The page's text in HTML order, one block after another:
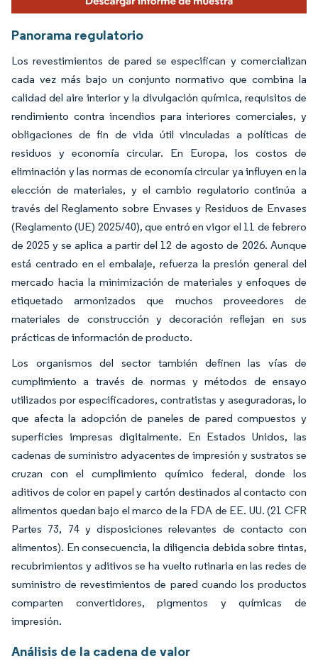
Panorama regulatorio
Los revestimientos de pared se especifican y comercializan
cada vez más bajo un conjunto normativo que combina la
calidad del aire interior y la divulgación química, requisitos de
rendimiento contra incendios para interiores comerciales, y
obligaciones de fin de vida útil vinculadas a políticas de
residuos y economía circular. En Europa, los costos de
eliminación y las normas de economía circular ya influyen en la
elección de materiales, y el cambio regulatorio continúa a
través del Reglamento sobre Envases y Residuos de Envases
(Reglamento (UE) 2025/40), que entró en vigor el 11 de febrero
de 2025 y se aplica a partir del 12 de agosto de 2026. Aunque
está centrado en el embalaje, refuerza la presión general del
mercado hacia la minimización de materiales y enfoques de
etiquetado armonizados que muchos proveedores de
materiales de construcción y decoración reflejan en sus
prácticas de información de producto.
Los organismos del sector también definen las vías de
cumplimiento a través de normas y métodos de ensayo
utilizados por especificadores, contratistas y aseguradoras, lo
que afecta la adopción de paneles de pared compuestos y
superficies impresas digitalmente. En Estados Unidos, las
cadenas de suministro adyacentes de impresión y sustratos se
cruzan con el cumplimiento químico federal, donde los
aditivos de color en papel y cartón destinados al contacto con
alimentos quedan bajo el marco de la FDA de EE. UU. (21 CFR
Partes 73, 74 y disposiciones relevantes de contacto con
alimentos). En consecuencia, la diligencia debida sobre tintas,
recubrimientos y aditivos se ha vuelto rutinaria en las redes de
suministro de revestimientos de pared cuando los productos
comparten convertidores, pigmentos y químicas de
impresión.
Análisis de la cadena de valor